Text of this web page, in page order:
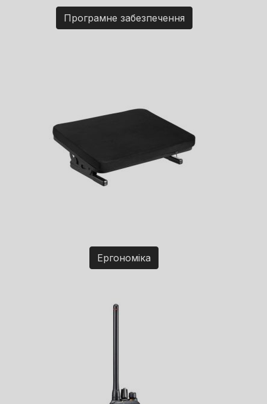
Програмне забезпечення
Ергономіка